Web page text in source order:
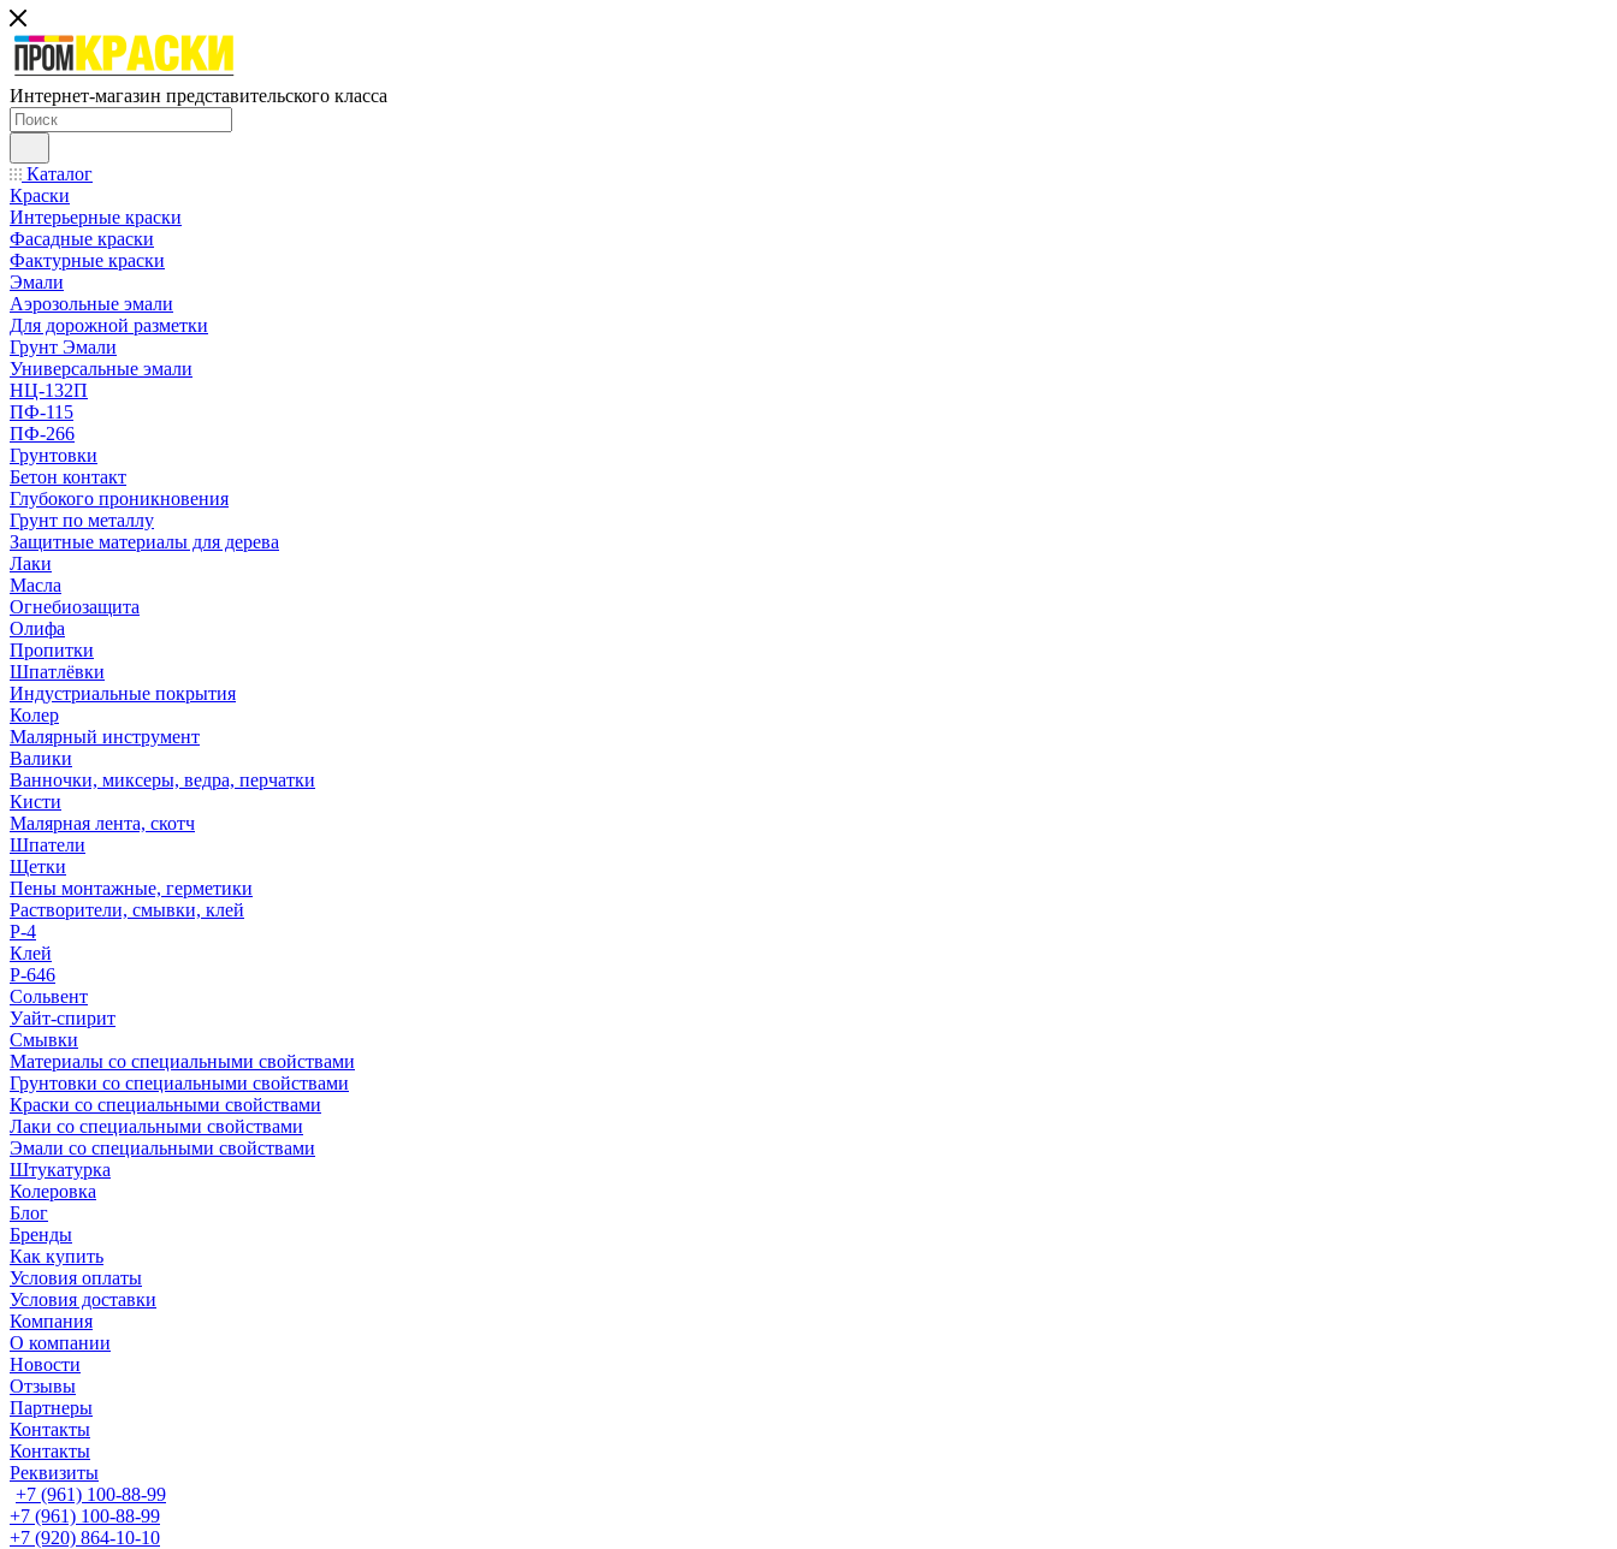
Интернет-магазин представительского класса
Каталог
Краски
Интерьерные краски
Фасадные краски
Фактурные краски
Эмали
Аэрозольные эмали
Для дорожной разметки
Грунт Эмали
Универсальные эмали
НЦ-132П
ПФ-115
ПФ-266
Грунтовки
Бетон контакт
Глубокого проникновения
Грунт по металлу
Защитные материалы для дерева
Лаки
Масла
Огнебиозащита
Олифа
Пропитки
Шпатлёвки
Индустриальные покрытия
Колер
Малярный инструмент
Валики
Ванночки, миксеры, ведра, перчатки
Кисти
Малярная лента, скотч
Шпатели
Щетки
Пены монтажные, герметики
Растворители, смывки, клей
Р-4
Клей
Р-646
Сольвент
Уайт-спирит
Смывки
Материалы со специальными свойствами
Грунтовки со специальными свойствами
Краски со специальными свойствами
Лаки со специальными свойствами
Эмали со специальными свойствами
Штукатурка
Колеровка
Блог
Бренды
Как купить
Условия оплаты
Условия доставки
Компания
О компании
Новости
Отзывы
Партнеры
Контакты
Контакты
Реквизиты
+7 (961) 100-88-99
+7 (961) 100-88-99
+7 (920) 864-10-10